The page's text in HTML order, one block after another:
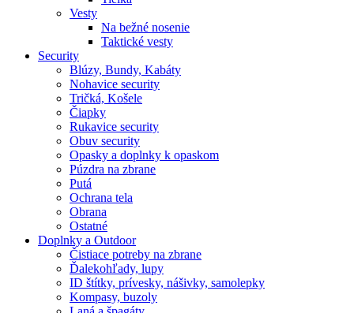
Vesty
Na bežné nosenie
Taktické vesty
Security
Blúzy, Bundy, Kabáty
Nohavice security
Tričká, Košele
Čiapky
Rukavice security
Obuv security
Opasky a doplnky k opaskom
Púzdra na zbrane
Putá
Ochrana tela
Obrana
Ostatné
Doplnky a Outdoor
Čistiace potreby na zbrane
Ďalekohľady, lupy
ID štítky, prívesky, nášivky, samolepky
Kompasy, buzoly